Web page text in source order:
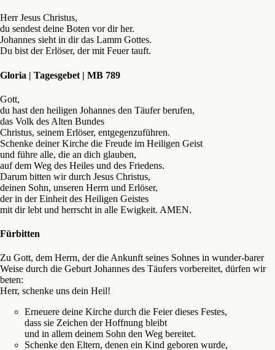
Herr Jesus Christus,
du sendest deine Boten vor dir her.
Johannes sieht in dir das Lamm Gottes.
Du bist der Erlöser, der mit Feuer tauft.
Gloria | Tagesgebet | MB 789
Gott,
du hast den heiligen Johannes den Täufer berufen,
das Volk des Alten Bundes
Christus, seinem Erlöser, entgegenzuführen.
Schenke deiner Kirche die Freude im Heiligen Geist
und führe alle, die an dich glauben,
auf dem Weg des Heiles und des Friedens.
Darum bitten wir durch Jesus Christus,
deinen Sohn, unseren Herrn und Erlöser,
der in der Einheit des Heiligen Geistes
mit dir lebt und herrscht in alle Ewigkeit. AMEN.
Fürbitten
Zu Gott, dem Herrn, der die Ankunft seines Sohnes in wunder-barer
Weise durch die Geburt Johannes des Täufers vorbereitet, dürfen wir
beten:
Herr, schenke uns dein Heil!
Erneuere deine Kirche durch die Feier dieses Festes,
dass sie Zeichen der Hoffnung bleibt
und in allem deinem Sohn den Weg bereitet.
Schenke den Eltern, denen ein Kind geboren wurde,